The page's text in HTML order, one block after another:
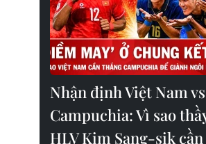
Nhận định Việt Nam vs
Campuchia: Vì sao
HLV Kim Sang-sik cần